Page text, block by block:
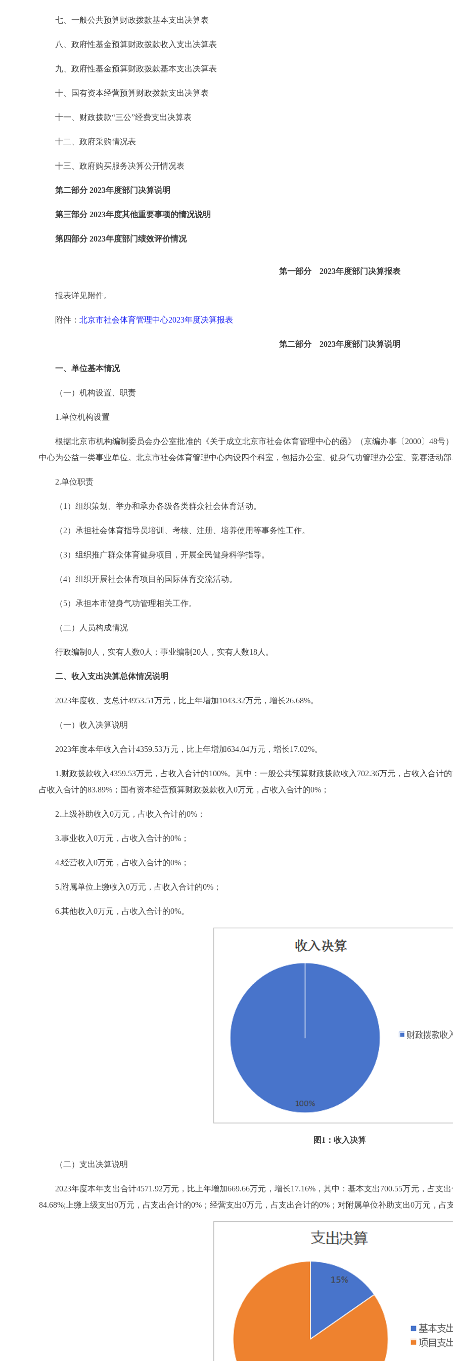
七、一般公共预算财政拨款基本支出决算表
八、政府性基金预算财政拨款收入支出决算表
九、政府性基金预算财政拨款基本支出决算表
十、国有资本经营预算财政拨款支出决算表
十一、财政拨款“三公”经费支出决算表
十二、政府采购情况表
十三、政府购买服务决算公开情况表
第二部分 2023年度部门决算说明
第三部分 2023年度其他重要事项的情况说明
第四部分 2023年度部门绩效评价情况
第一部分 2023年度部门决算报表
报表详见附件。
附件： 北京市社会体育管理中心2023年度决算报表
第二部分 2023年度部门决算说明
一、单位基本情况
（一）机构设置、职责
1.单位机构设置
根据北京市机构编制委员会办公室批准的《关于成立北京市社会体育管理中心的函》（京编办事〔2000〕48号
中心为公益一类事业单位。北京市社会体育管理中心内设四个科室，包括办公室、健身气功管理办公室、竞赛活动部
2.单位职责
（1）组织策划、举办和承办各级各类群众社会体育活动。
（2）承担社会体育指导员培训、考核、注册、培养使用等事务性工作。
（3）组织推广群众体育健身项目，开展全民健身科学指导。
（4）组织开展社会体育项目的国际体育交流活动。
（5）承担本市健身气功管理相关工作。
（二）人员构成情况
行政编制0人，实有人数0人；事业编制20人，实有人数18人。
二、收入支出决算总体情况说明
2023年度收、支总计4953.51万元，比上年增加1043.32万元，增长26.68%。
（一）收入决算说明
2023年度本年收入合计4359.53万元，比上年增加634.04万元，增长17.02%。
1.财政拨款收入4359.53万元，占收入合计的100%。其中：一般公共预算财政拨款收入702.36万元，占收入合计的
占收入合计的83.89%；国有资本经营预算财政拨款收入0万元，占收入合计的0%；
2.上级补助收入0万元，占收入合计的0%；
3.事业收入0万元，占收入合计的0%；
4.经营收入0万元，占收入合计的0%；
5.附属单位上缴收入0万元，占收入合计的0%；
6.其他收入0万元，占收入合计的0%。
图1：收入决算
（二）支出决算说明
2023年度本年支出合计4571.92万元，比上年增加669.66万元，增长17.16%，其中：基本支出700.55万元，占支
84.68%;上缴上级支出0万元，占支出合计的0%；经营支出0万元，占支出合计的0%；对附属单位补助支出0万元，占